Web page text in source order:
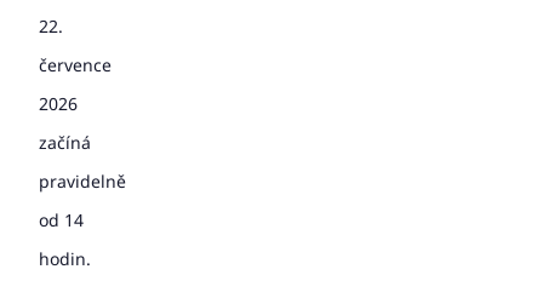
22.
července
2026
začíná
pravidelně
od 14
hodin.